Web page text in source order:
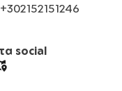
social